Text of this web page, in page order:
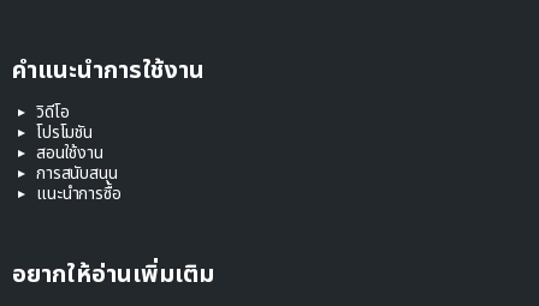
คำแนะนำการใช้งาน
วิดีโอ
โปรโมชัน
สอนใช้งาน
การสนับสนุน
แนะนำการซื้อ
อยากให้อ่านเพิ่มเติม